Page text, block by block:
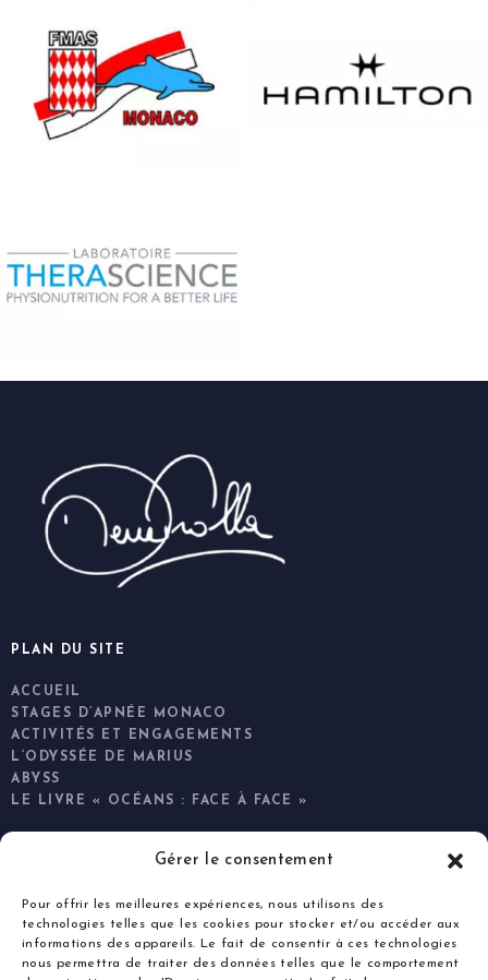
Gérer le consentement
Pour offrir les meilleures expériences, nous utilisons des
technologies telles que les cookies pour stocker et/ou accéder aux
informations des appareils. Le fait de consentir à ces technologies
nous permettra de traiter des données telles que le comportement
PLAN DU SITE
ACCUEIL
STAGES D’APNÉE MONACO
ACTIVITÉS ET ENGAGEMENTS
L’ODYSSÉE DE MARIUS
ABYSS
LE LIVRE « OCÉANS : FACE À FACE »
CONTACTER PIERRE FROLLA
CONDITIONS GÉNÉRALES DE VENTE
POLITIQUE DE CONFIDENTIALITÉ